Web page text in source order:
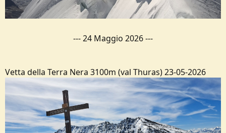
---24 Maggio 2026---
Vetta della Terra Nera 3100m (val Thuras) 23-05-2026